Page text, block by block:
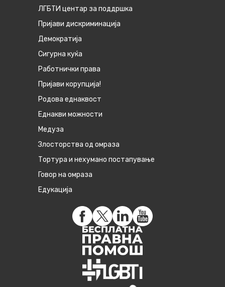
ЛГБТИ центар за поддршка
Пријави дискриминација
Демократија
Сигурна куќа
Работнички права
Пријави корупција!
Родова еднаквост
Eднакви можности
Медуза
Злосторства од омраза
Тортура и нехумано постапување
Говор на омраза
Едукација